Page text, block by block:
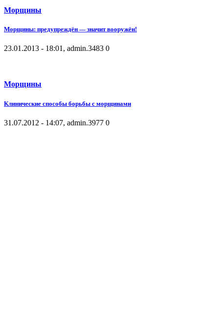
Морщины
Морщины: предупреждён — значит вооружён!
23.01.2013 - 18:01, admin.3483 0
Морщины
Клинические способы борьбы с морщинами
31.07.2012 - 14:07, admin.3977 0